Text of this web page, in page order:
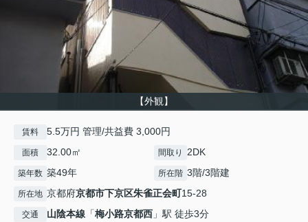
【外観】
賃料 5.5万円 管理/共益費 3,000円
面積 32.00㎡ 間取り 2DK
築年数 築49年 所在階 3階/3階建
所在地 京都府京都市下京区朱雀正会町15-28
交通 山陰本線 「梅小路京都西 」駅 徒歩3分